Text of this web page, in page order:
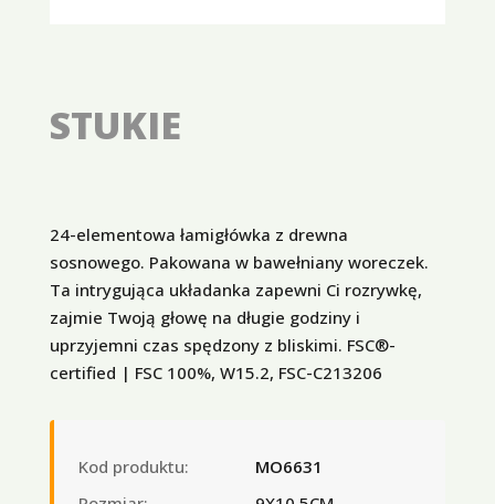
STUKIE
24-elementowa łamigłówka z drewna
sosnowego. Pakowana w bawełniany woreczek.
Ta intrygująca układanka zapewni Ci rozrywkę,
zajmie Twoją głowę na długie godziny i
uprzyjemni czas spędzony z bliskimi. FSC®-
certified | FSC 100%, W15.2, FSC-C213206
Kod produktu:
MO6631